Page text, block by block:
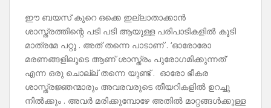
ഈ ബയസ് കുറെ ഒക്കെ ഇല്ലാതാക്കാൻ
ശാസ്ത്രത്തിന്റെ പടി പടി ആയുള്ള പരിപാടികളിൽ കൂടി
മാത്രമേ പറ്റൂ . അത് തന്നെ പാടാണ് . ‘ഓരോരോ
മരണങ്ങളിലൂടെ ആണ് ശാസ്ത്രം പുരോഗമിക്കുന്നത്’
എന്ന ഒരു ചൊല്ല് തന്നെ യുണ്ട് . ഓരോ ഭീകര
ശാസ്ത്രജ്ഞന്മാരും അവരവരുടെ തീയറികളിൽ ഉറച്ചു
നിൽക്കും . അവർ മരിക്കുമ്പോഴേ അതിൽ മാറ്റങ്ങൾക്കുള്ള